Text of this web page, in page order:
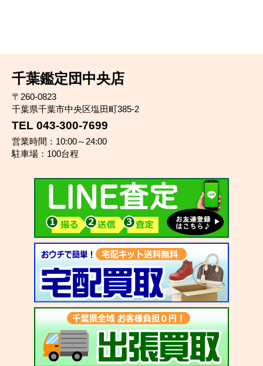
千葉鑑定団中央店
〒260-0823
千葉県千葉市中央区塩田町385-2
TEL 043-300-7699
営業時間：10:00～24:00
駐車場：100台程